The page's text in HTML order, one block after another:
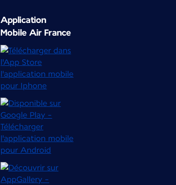
Application
Mobile Air France